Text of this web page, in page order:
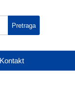
Pretraga
Kontakt